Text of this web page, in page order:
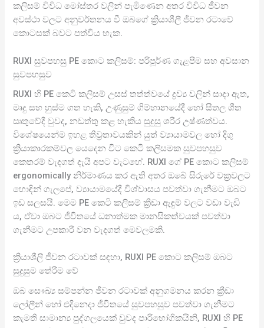
කලිසම් විවිධ මෝස්තර වලින් පැමිණෙන අතර විවිධ ජීවන
අවස්ථා වලට අනුවර්තනය වී ඔබගේ ක්‍රියාශීලී ජීවන රටාවේ
කොටසක් බවට පත්විය හැක.
RUXI සුවපහසු PE කොට කලිසම්: පරිපූර්ණ ගැළපීම සහ අවසාන
සුවපහසුව
RUXI හි PE කෙටි කලිසම් උසස් තත්ත්වයේ ද්‍රව්‍ය වලින් සාදා ඇත,
මෘදු සහ හුස්ම ගත හැකි, උණුසුම් ගිම්හානයේදී හෝ සීතල ශීත
ඍතුවේදී වුවද, නඩත්තු කළ හැකිය සුදුසු ශරීර උෂ්ණත්වය.
විශේෂයෙන්ම ඉහළ තීව්‍රතාවයකින් යුත් ව්‍යායාමවල හෝ දිගු
ක්‍රියාකාරකම්වල යෙදෙන විට කෙටි කලිසමක සුවපහසුව
කෙතරම් වැදගත් දැයි අපට වැටහේ. RUXI ගේ PE කොට කලිසම්
ergonomically නිර්මාණය කර ඇති අතර ඔබේ සිරුරේ වක්‍රවලට
හොඳින් ගැලපේ, ව්‍යායාමයේදී විශ්වාසය පවත්වා ගැනීමට ඔබට
ඉඩ සලසයි. මෙම PE කෙටි කලිසම් ක්‍රීඩා ඇඳුම් වලට වඩා වැඩි
ය, ඒවා ඔබට ජීවිතයේ ධනාත්මක මානසිකත්වයක් පවත්වා
ගැනීමට උපකාරී වන වැදගත් මෙවලමකි.
ක්‍රියාශීලී ජීවන රටාවක් සඳහා, RUXI PE කොට කලිසම් ඔබට
සුදුසුම තේරීම වේ
ඔබ සෞඛ්‍ය සම්පන්න ජීවන රටාවක් අනුගමනය කරන ක්‍රීඩා
ලෝලීන් හෝ එදිනෙදා ජීවිතයේ සුවපහසුව පවත්වා ගැනීමට
කැමති සාමාන්‍ය පුද්ගලයෙක් වුවද පාරිභෝගිකයිනි, RUXI හි PE